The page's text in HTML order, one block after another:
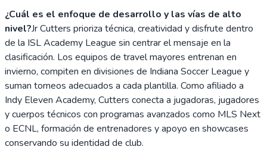
¿Cuál es el enfoque de desarrollo y las vías de alto
nivel?Jr Cutters prioriza técnica, creatividad y disfrute dentro
de la ISL Academy League sin centrar el mensaje en la
clasificación. Los equipos de travel mayores entrenan en
invierno, compiten en divisiones de Indiana Soccer League y
suman torneos adecuados a cada plantilla. Como afiliado a
Indy Eleven Academy, Cutters conecta a jugadoras, jugadores
y cuerpos técnicos con programas avanzados como MLS Next
o ECNL, formación de entrenadores y apoyo en showcases
conservando su identidad de club.